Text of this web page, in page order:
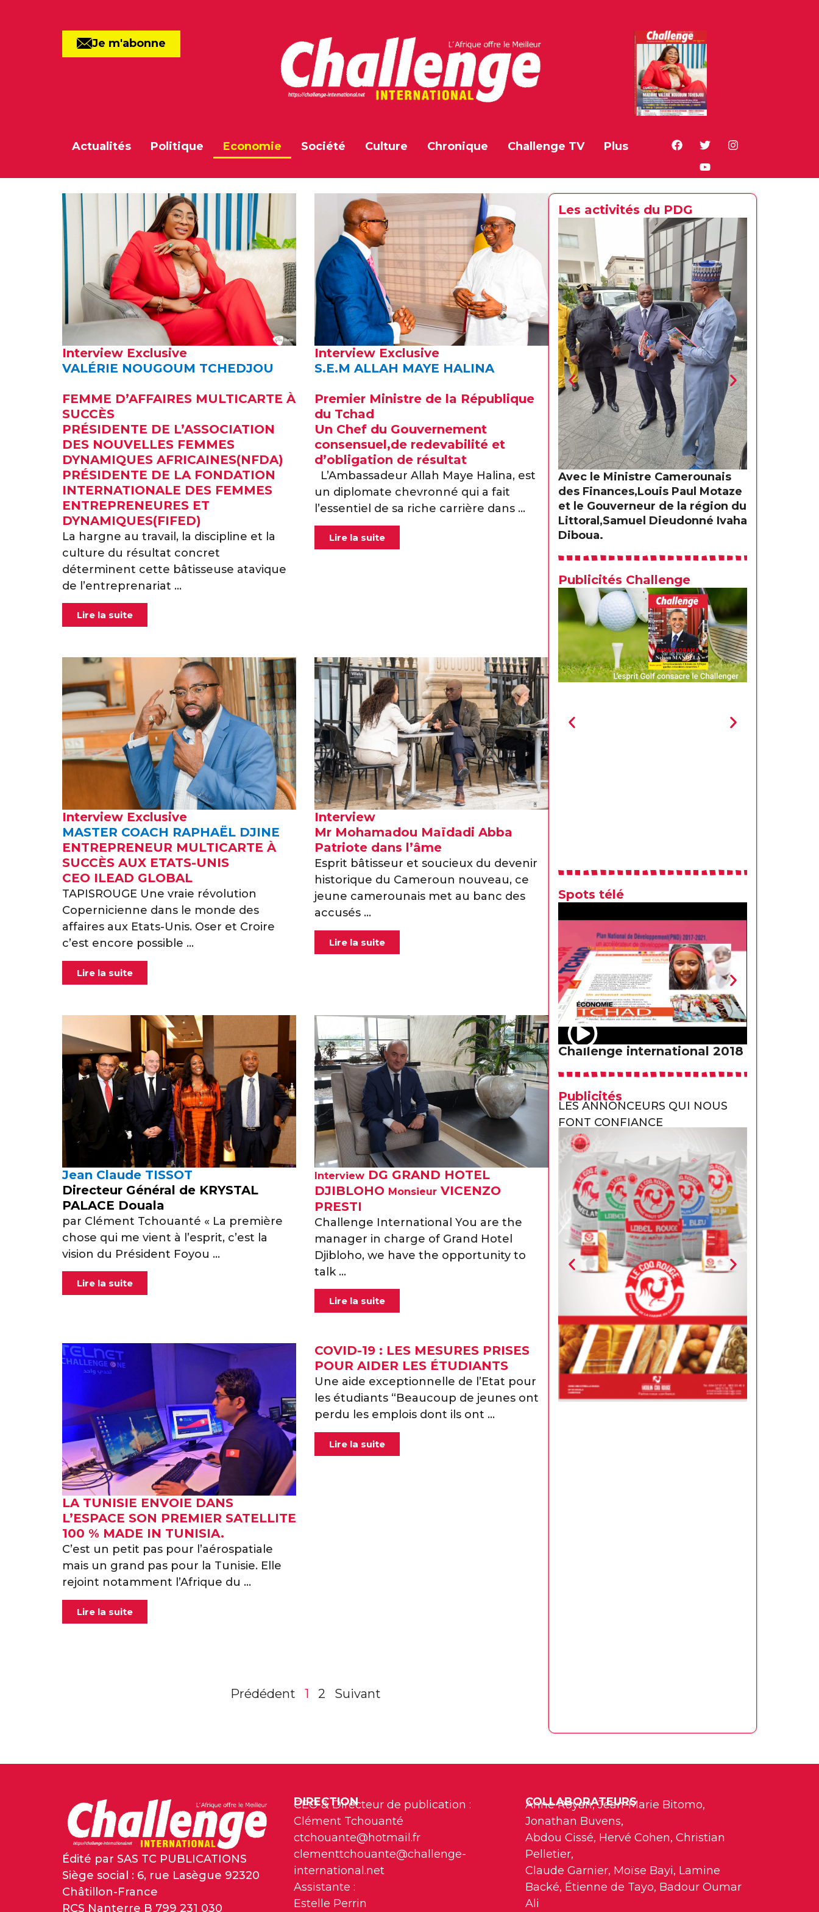
Je m'abonne
Actualités Politique Economie Société Culture Chronique Challenge TV Plus
Interview Exclusive
VALÉRIE NOUGOUM TCHEDJOU
FEMME D’AFFAIRES MULTICARTE À
SUCCÈS
PRÉSIDENTE DE L’ASSOCIATION
DES NOUVELLES FEMMES
DYNAMIQUES AFRICAINES(NFDA)
PRÉSIDENTE DE LA FONDATION
INTERNATIONALE DES FEMMES
ENTREPRENEURES ET
DYNAMIQUES(FIFED)
La hargne au travail, la discipline et la
culture du résultat concret
déterminent cette bâtisseuse atavique
de l’entreprenariat ...
Lire la suite
Interview Exclusive
S.E.M ALLAH MAYE HALINA
Premier Ministre de la République
du Tchad
Un Chef du Gouvernement
consensuel,de redevabilité et
d’obligation de résultat
L’Ambassadeur Allah Maye Halina, est
un diplomate chevronné qui a fait
l’essentiel de sa riche carrière dans ...
Lire la suite
Interview Exclusive
MASTER COACH RAPHAËL DJINE
ENTREPRENEUR MULTICARTE À
SUCCÈS AUX ETATS-UNIS
CEO ILEAD GLOBAL
TAPISROUGE Une vraie révolution
Copernicienne dans le monde des
affaires aux Etats-Unis. Oser et Croire
c’est encore possible ...
Lire la suite
Interview
Mr Mohamadou Maïdadi Abba
Patriote dans l’âme
Esprit bâtisseur et soucieux du devenir
historique du Cameroun nouveau, ce
jeune camerounais met au banc des
accusés ...
Lire la suite
Jean Claude TISSOT
Directeur Général de KRYSTAL
PALACE Douala
par Clément Tchouanté « La première
chose qui me vient à l’esprit, c’est la
vision du Président Foyou ...
Lire la suite
Interview DG GRAND HOTEL
DJIBLOHO Monsieur VICENZO
PRESTI
Challenge International You are the
manager in charge of Grand Hotel
Djibloho, we have the opportunity to
talk ...
Lire la suite
LA TUNISIE ENVOIE DANS
L’ESPACE SON PREMIER SATELLITE
100 % MADE IN TUNISIA.
C’est un petit pas pour l’aérospatiale
mais un grand pas pour la Tunisie. Elle
rejoint notamment l’Afrique du ...
Lire la suite
COVID-19 : LES MESURES PRISES
POUR AIDER LES ÉTUDIANTS
Une aide exceptionnelle de l’Etat pour
les étudiants “Beaucoup de jeunes ont
perdu les emplois dont ils ont ...
Lire la suite
Prédédent 1 2 Suivant
Les activités du PDG
Avec le Ministre Camerounais
des Finances,Louis Paul Motaze
et le Gouverneur de la région du
Littoral,Samuel Dieudonné Ivaha
Diboua.
Publicités Challenge
Spots télé
Challenge international 2018
Publicités
LES ANNONCEURS QUI NOUS
FONT CONFIANCE
Édité par SAS TC PUBLICATIONS
Siège social : 6, rue Lasègue 92320
Châtillon-France
RCS Nanterre B 799 231 030
DIRECTION
CEO & Directeur de publication :
Clément Tchouanté
ctchouante@hotmail.fr
clementtchouante@challenge-
international.net
Assistante :
Estelle Perrin
COLLABORATEURS
Anne Royan, Jean-Marie Bitomo,
Jonathan Buvens,
Abdou Cissé, Hervé Cohen, Christian
Pelletier,
Claude Garnier, Moïse Bayi, Lamine
Backé, Étienne de Tayo, Badour Oumar
Ali